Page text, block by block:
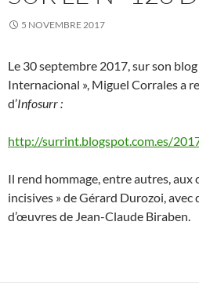
5 NOVEMBRE 2017
Le 30 septembre 2017, sur son
Internacional », Miguel Corrales a
d’Infosurr :
http://surrint.blogspot.com.es/
Il rend hommage, entre autres,
incisives » de Gérard Durozoi,
d’œuvres de Jean-Claude Biraben.